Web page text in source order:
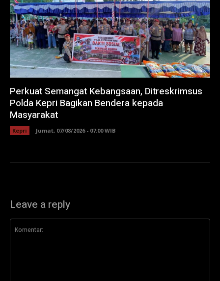
Perkuat Semangat Kebangsaan, Ditreskrimsus
Polda Kepri Bagikan Bendera kepada
Masyarakat
Kepri Jumat, 07/08/2026 - 07:00 WIB
Leave a reply